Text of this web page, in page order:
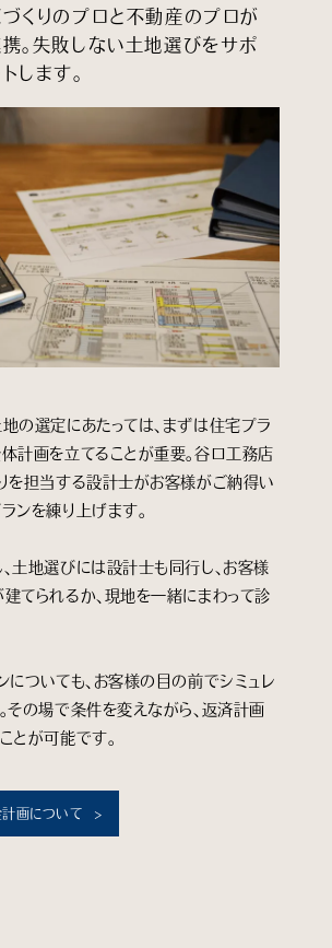
くりのプロと不動産のプロが
。失敗しない土地選びをサポ
します。
の選定にあたっては、まずは住宅プラ
計画を立てることが重要。谷口工務店
を担当する設計士がお客様がご納得い
ンを練り上げます。
土地選びには設計士も同行し、お客様
てられるか、現地を一緒にまわって診
についても、お客様の目の前でシミュレ
その場で条件を変えながら、返済計画
とが可能です。
計画について